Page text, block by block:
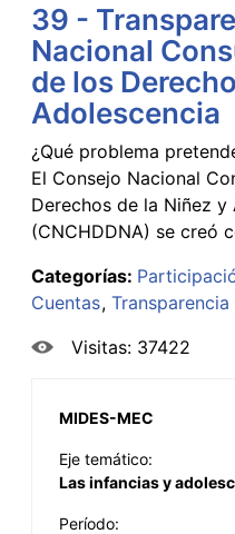
39 -
Nacional
de los
Adolescencia
¿Qué problema
El Consejo Nacional
Derechos de la Niñez y
(CNCHDDNA) se creó
Categorías:
Cuentas Transparencia
Visitas: 37422
MIDES-MEC
Eje temático:
Las infancias y
Período: